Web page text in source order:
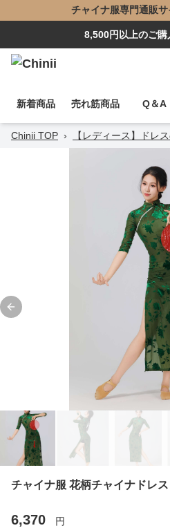
チャイナ服専門通販
8,500円以上のご購
新着商品 売れ筋商品 Q＆A
Chinii TOP › 【レディース】ドレ
Previous slide
チャイナ服 花柄チャイナドレ
6,370 円